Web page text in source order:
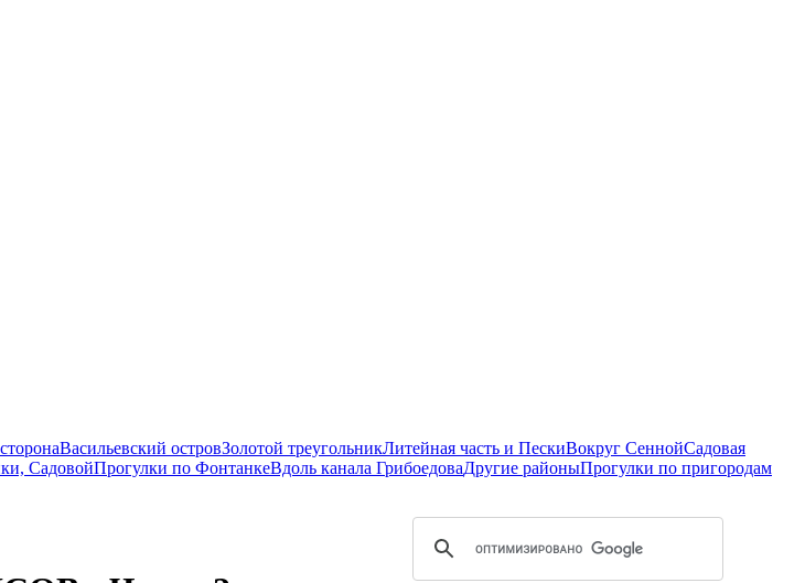
Васильевский островЗолотой треугольникЛитейная часть и ПескиВокруг СеннойСадовая
СадовойПрогулки по ФонтанкеВдоль канала ГрибоедоваДругие районыПрогулки по пригородам